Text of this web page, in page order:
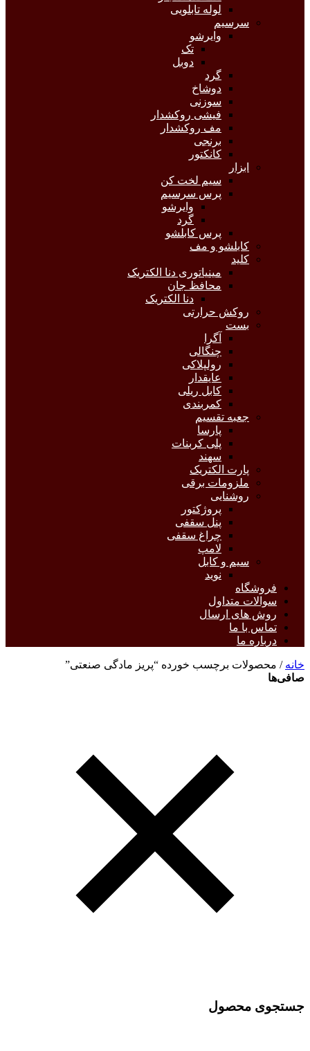
لوله تابلویی
سرسیم
وایرشو
تک
دوبل
گرد
دوشاخ
سوزنی
فیشی روکشدار
مف روکشدار
برنجی
کانکتور
ابزار
سیم لخت کن
پرس سرسیم
وایرشو
گرد
پرس کابلشو
کابلشو و مف
کلید
مینیاتوری دنا الکتریک
محافظ جان
دنا الکتریک
روکش حرارتی
بست
آگرا
چنگالی
رولپلاکی
عایقدار
کابل ریلی
کمربندی
جعبه تقسیم
پارسا
پلی کربنات
سهند
پارت الکتریک
ملزومات برقی
روشنایی
پروژکتور
پنل سقفی
چراغ سقفی
لامپ
سیم و کابل
نوید
فروشگاه
سوالات متداول
روش های ارسال
تماس با ما
درباره ما
خانه / محصولات برچسب خورده “پریز مادگی صنعتی”
صافی‌ها
جستجوی محصول